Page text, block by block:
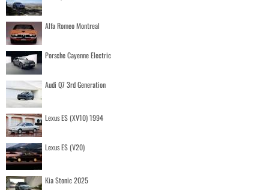
Alfa Romeo Montreal
Porsche Cayenne Electric
Audi Q7 3rd Generation
Lexus ES (XV10) 1994
Lexus ES (V20)
Kia Stonic 2025